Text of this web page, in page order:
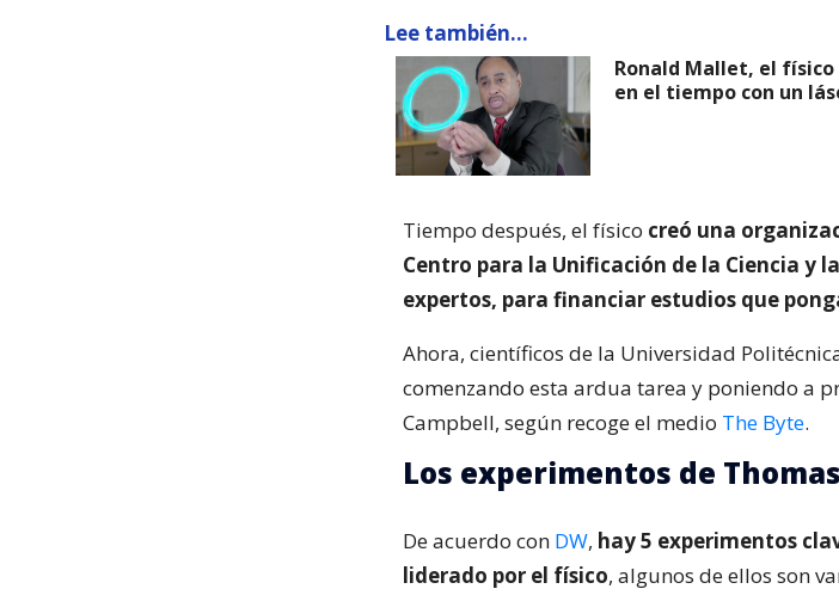
Lee también...
Ronald Mallet, el
en el tiempo con un
Tiempo después, el físico creó una
Centro para la Unificación de la Ciencia y
expertos, para financiar estudios que
Ahora, científicos de la Universidad
comenzando esta ardua tarea y poniendo a
Campbell, según recoge el medio The Byte.
Los experimentos de
De acuerdo con DW, hay 5 experimentos
liderado por el físico, algunos de ellos son